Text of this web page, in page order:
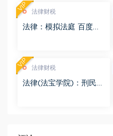
法律财税
法律：模拟法庭 百度网
VIP
法律财税
法律(法宝学院)：刑民交
VIP